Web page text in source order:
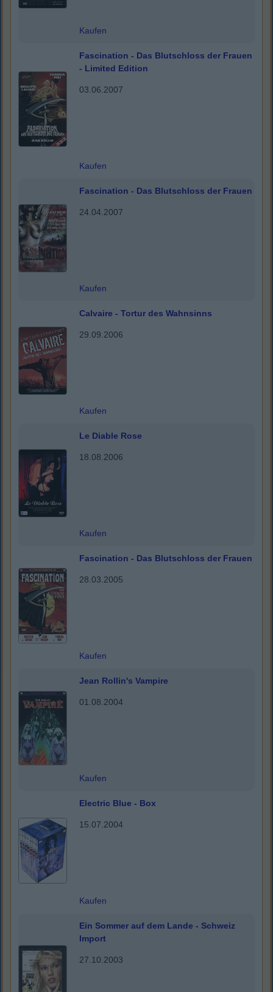
Kaufen
Fascination - Das Blutschloss der Frauen
- Limited Edition
03.06.2007
Kaufen
Fascination - Das Blutschloss der Frauen
24.04.2007
Kaufen
Calvaire - Tortur des Wahnsinns
29.09.2006
Kaufen
Le Diable Rose
18.08.2006
Kaufen
Fascination - Das Blutschloss der Frauen
28.03.2005
Kaufen
Jean Rollin's Vampire
01.08.2004
Kaufen
Electric Blue - Box
15.07.2004
Kaufen
Ein Sommer auf dem Lande - Schweiz
Import
27.10.2003